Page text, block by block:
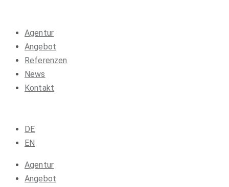
Agentur
Angebot
Referenzen
News
Kontakt
DE
EN
Agentur
Angebot